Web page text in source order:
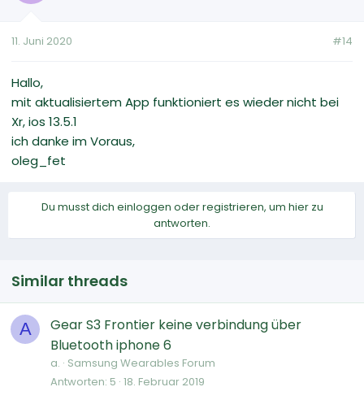
11. Juni 2020 #14
Hallo,
mit aktualisiertem App funktioniert es wieder nicht bei
Xr, ios 13.5.1
ich danke im Voraus,
oleg_fet
Du musst dich einloggen oder registrieren, um hier zu
antworten.
Similar threads
A
Gear S3 Frontier keine verbindung über
Bluetooth iphone 6
a. Samsung Wearables Forum
Antworten 5 18. Februar 2019